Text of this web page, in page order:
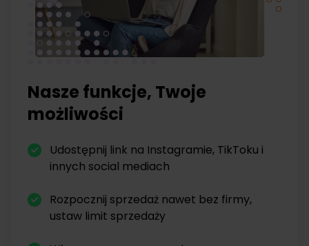
Nasze funkcje, Twoje
możliwości
Udostępnij link na Instagramie, TikToku i
innych social mediach
Rozpocznij sprzedaż nawet bez firmy,
ustaw limit sprzedaży